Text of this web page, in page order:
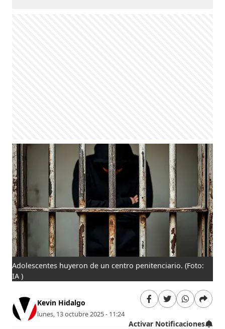
Adolescentes huyeron de un centro penitenciario.(Foto:
IA )
Kevin Hidalgo
lunes, 13 octubre 2025 - 11:24
Activar Notificaciones